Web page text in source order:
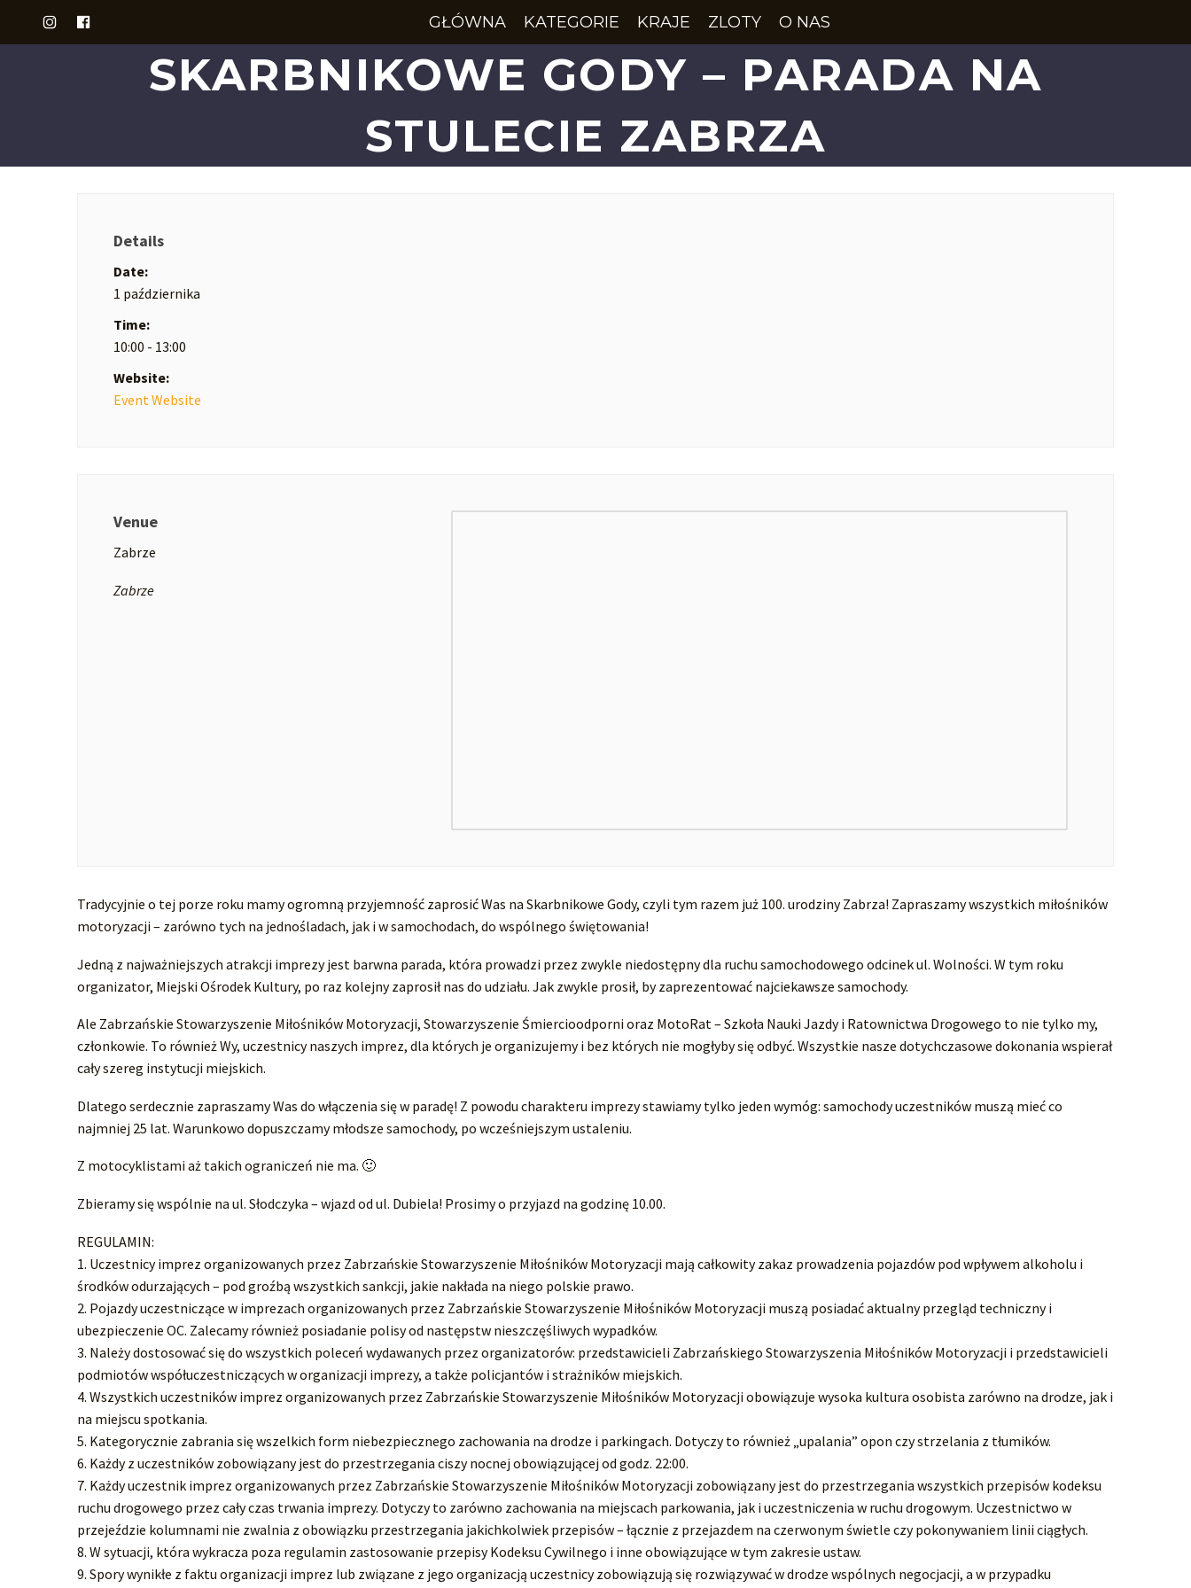
GŁÓWNA KATEGORIE KRAJE ZLOTY O NAS
SKARBNIKOWE GODY – PARADA NA
STULECIE ZABRZA
Details
Date:
1 października
Time:
10:00 - 13:00
Website:
Event Website
Venue
Zabrze
Zabrze
Tradycyjnie o tej porze roku mamy ogromną przyjemność zaprosić Was na Skarbnikowe Gody, czyli tym razem już 100. urodziny Zabrza! Zapraszamy wszystkich miłośników
motoryzacji – zarówno tych na jednośladach, jak i w samochodach, do wspólnego świętowania!
Jedną z najważniejszych atrakcji imprezy jest barwna parada, która prowadzi przez zwykle niedostępny dla ruchu samochodowego odcinek ul. Wolności. W tym roku
organizator, Miejski Ośrodek Kultury, po raz kolejny zaprosił nas do udziału. Jak zwykle prosił, by zaprezentować najciekawsze samochody.
Ale Zabrzańskie Stowarzyszenie Miłośników Motoryzacji, Stowarzyszenie Śmiercioodporni oraz MotoRat – Szkoła Nauki Jazdy i Ratownictwa Drogowego to nie tylko my,
członkowie. To również Wy, uczestnicy naszych imprez, dla których je organizujemy i bez których nie mogłyby się odbyć. Wszystkie nasze dotychczasowe dokonania wspierał
cały szereg instytucji miejskich.
Dlatego serdecznie zapraszamy Was do włączenia się w paradę! Z powodu charakteru imprezy stawiamy tylko jeden wymóg: samochody uczestników muszą mieć co
najmniej 25 lat. Warunkowo dopuszczamy młodsze samochody, po wcześniejszym ustaleniu.
Z motocyklistami aż takich ograniczeń nie ma. 🙂
Zbieramy się wspólnie na ul. Słodczyka – wjazd od ul. Dubiela! Prosimy o przyjazd na godzinę 10.00.
REGULAMIN:
1. Uczestnicy imprez organizowanych przez Zabrzańskie Stowarzyszenie Miłośników Motoryzacji mają całkowity zakaz prowadzenia pojazdów pod wpływem alkoholu i
środków odurzających – pod groźbą wszystkich sankcji, jakie nakłada na niego polskie prawo.
2. Pojazdy uczestniczące w imprezach organizowanych przez Zabrzańskie Stowarzyszenie Miłośników Motoryzacji muszą posiadać aktualny przegląd techniczny i
ubezpieczenie OC. Zalecamy również posiadanie polisy od następstw nieszczęśliwych wypadków.
3. Należy dostosować się do wszystkich poleceń wydawanych przez organizatorów: przedstawicieli Zabrzańskiego Stowarzyszenia Miłośników Motoryzacji i przedstawicieli
podmiotów współuczestniczących w organizacji imprezy, a także policjantów i strażników miejskich.
4. Wszystkich uczestników imprez organizowanych przez Zabrzańskie Stowarzyszenie Miłośników Motoryzacji obowiązuje wysoka kultura osobista zarówno na drodze, jak i
na miejscu spotkania.
5. Kategorycznie zabrania się wszelkich form niebezpiecznego zachowania na drodze i parkingach. Dotyczy to również „upalania” opon czy strzelania z tłumików.
6. Każdy z uczestników zobowiązany jest do przestrzegania ciszy nocnej obowiązującej od godz. 22:00.
7. Każdy uczestnik imprez organizowanych przez Zabrzańskie Stowarzyszenie Miłośników Motoryzacji zobowiązany jest do przestrzegania wszystkich przepisów kodeksu
ruchu drogowego przez cały czas trwania imprezy. Dotyczy to zarówno zachowania na miejscach parkowania, jak i uczestniczenia w ruchu drogowym. Uczestnictwo w
przejeździe kolumnami nie zwalnia z obowiązku przestrzegania jakichkolwiek przepisów – łącznie z przejazdem na czerwonym świetle czy pokonywaniem linii ciągłych.
8. W sytuacji, która wykracza poza regulamin zastosowanie przepisy Kodeksu Cywilnego i inne obowiązujące w tym zakresie ustaw.
9. Spory wynikłe z faktu organizacji imprez lub związane z jego organizacją uczestnicy zobowiązują się rozwiązywać w drodze wspólnych negocjacji, a w przypadku